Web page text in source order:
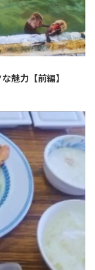
魅力【前編】